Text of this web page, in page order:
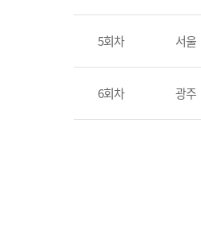
5회차 서울
6회차 광주